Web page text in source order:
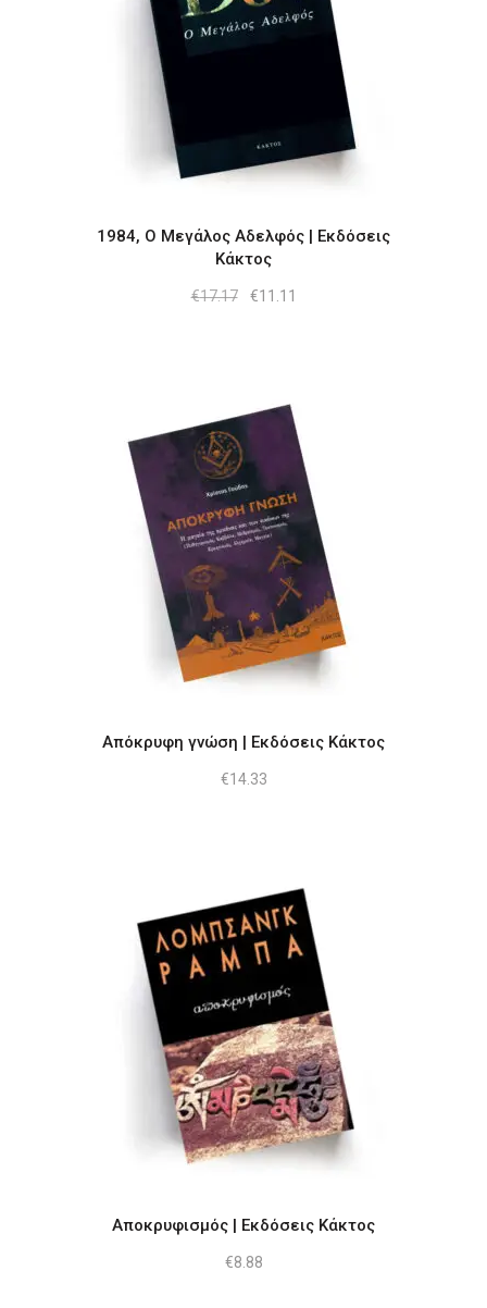
1984, Ο Μεγάλος Αδελφός | Εκδόσεις
Κάκτος
€17.17
Original
€11.11
Απόκρυφη γνώση | Εκδόσεις Κάκτος
€14.33
Αποκρυφισμός | Εκδόσεις Κάκτος
€8.88